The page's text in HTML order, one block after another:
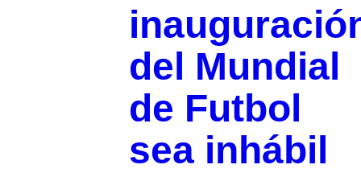
del Mundial
de Futbol
sea inhábil